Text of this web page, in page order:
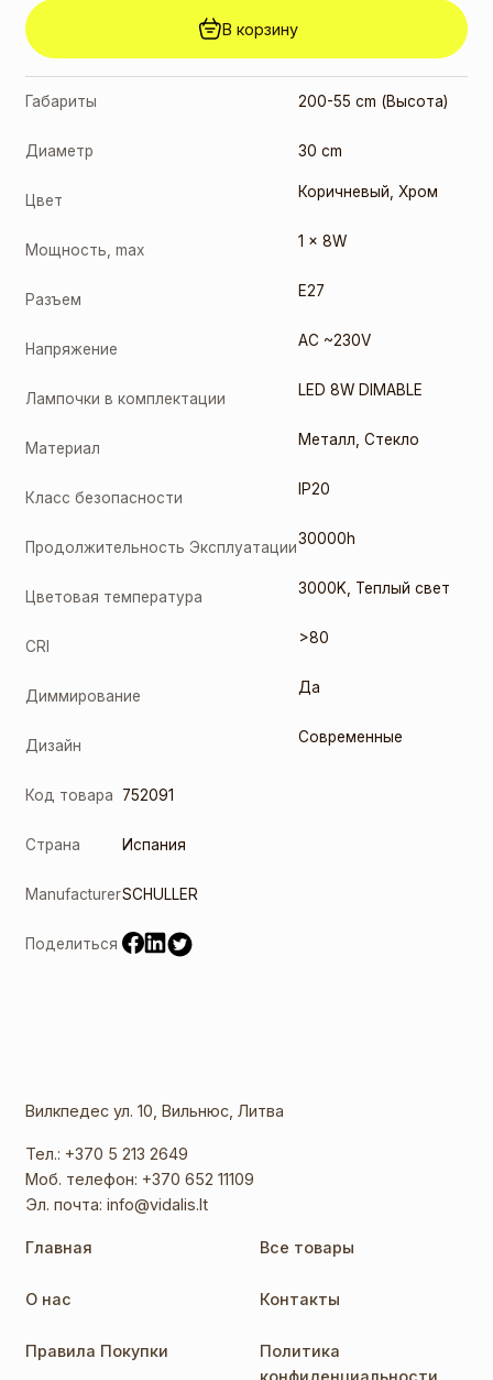
В корзину
Габариты 200-55 cm (Высота)
Диаметр 30 cm
Цвет Коричневый ,Хром
Мощность, max 1 x 8W
Разъем E27
Напряжение AC ~230V
Лампочки в комплектации LED 8W DIMABLE
Материал Металл ,Стекло
Класс безопасности IP20
Продолжительность Эксплуатации30000h
Цветовая температура 3000K Теплый свет
CRI >80
Диммирование Да
Дизайн Современные
Код товара 752091
Страна Испания
ManufacturerSCHULLER
Поделиться
Вилкпедес ул. 10, Вильнюс, Литва
Тел.: +370 5 213 2649
Моб. телефон: +370 652 11109
Эл. почта:info@vidalis.lt
Главная Все товары
О нас Контакты
Правила Покупки
Политика
конфиденциальности